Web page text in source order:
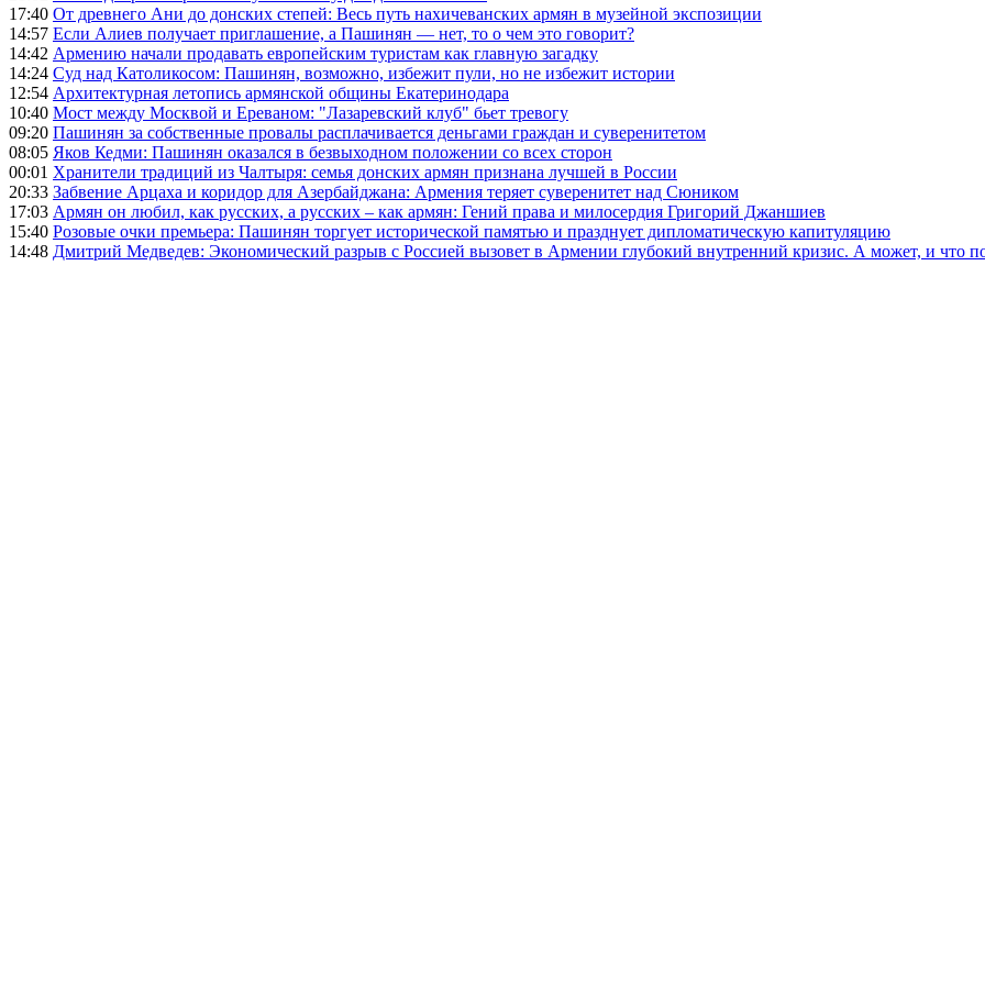
17:40 От древнего Ани до донских степей: Весь путь нахичеванских армян в музейной экспозиции
14:57 Если Алиев получает приглашение, а Пашинян — нет, то о чем это говорит?
14:42 Армению начали продавать европейским туристам как главную загадку
14:24 Суд над Католикосом: Пашинян, возможно, избежит пули, но не избежит истории
12:54 Архитектурная летопись армянской общины Екатеринодара
10:40 Мост между Москвой и Ереваном: "Лазаревский клуб" бьет тревогу
09:20 Пашинян за собственные провалы расплачивается деньгами граждан и суверенитетом
08:05 Яков Кедми: Пашинян оказался в безвыходном положении со всех сторон
00:01 Хранители традиций из Чалтыря: семья донских армян признана лучшей в России
20:33 Забвение Арцаха и коридор для Азербайджана: Армения теряет суверенитет над Сюником
17:03 Армян он любил, как русских, а русских – как армян: Гений права и милосердия Григорий Джаншиев
15:40 Розовые очки премьера: Пашинян торгует исторической памятью и празднует дипломатическую капитуляцию
14:48 Дмитрий Медведев: Экономический разрыв с Россией вызовет в Армении глубокий внутренний кризис. А может, и что